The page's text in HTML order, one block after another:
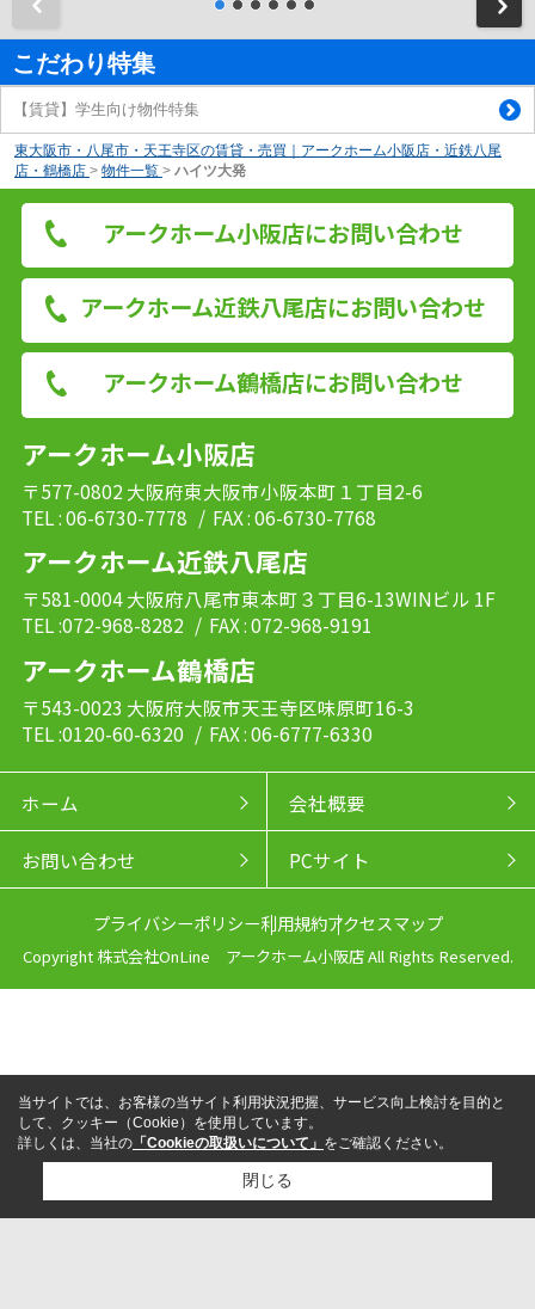
こだわり特集
【賃貸】学生向け物件特集
東大阪市・八尾市・天王寺区の賃貸・売買｜アークホーム小阪店・近鉄八尾
店・鶴橋店 > 物件一覧 > ハイツ大発
アークホーム小阪店にお問い合わせ
アークホーム近鉄八尾店にお問い合わせ
アークホーム鶴橋店にお問い合わせ
アークホーム小阪店
〒577-0802 大阪府東大阪市小阪本町１丁目2-6
TEL : 06-6730-7778 / FAX : 06-6730-7768
アークホーム近鉄八尾店
〒581-0004 大阪府八尾市東本町３丁目6-13WINビル 1F
TEL :072-968-8282 / FAX : 072-968-9191
アークホーム鶴橋店
〒543-0023 大阪府大阪市天王寺区味原町16-3
TEL :0120-60-6320 / FAX : 06-6777-6330
ホーム 会社概要
お問い合わせ PCサイト
プライバシーポリシー利用規約アクセスマップ
Copyright 株式会社OnLine アークホーム小阪店 All Rights Reserved.
LINEからお問い合わせ
当サイトでは、お客様の当サイト利用状況把握、サービス向上検討を目的と
して、クッキー（Cookie）を使用しています。
詳しくは、当社の 「Cookieの取扱いについて」 をご確認ください。
閉じる